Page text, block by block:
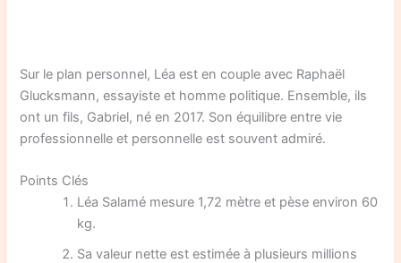
Sur le plan personnel, Léa est en couple avec Raphaël
Glucksmann, essayiste et homme politique. Ensemble, ils
ont un fils, Gabriel, né en 2017. Son équilibre entre vie
professionnelle et personnelle est souvent admiré.
Points Clés
Léa Salamé mesure 1,72 mètre et pèse environ 60
kg.
Sa valeur nette est estimée à plusieurs millions